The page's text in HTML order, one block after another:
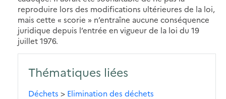
reproduire lors des modifications ultérieures de la loi,
mais cette « scorie » n’entraîne aucune conséquence
juridique depuis l’entrée en vigueur de la loi du 19
juillet 1976.
Thématiques liées
Déchets > Elimination des déchets